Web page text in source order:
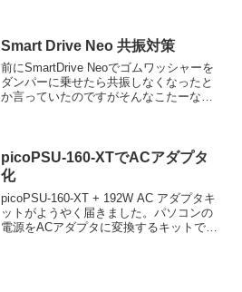
Smart Drive Neo 共振対策
前にSmartDrive Neoでゴムワッシャーを
ダンパーに乗せたら共振しなくなったと
か言っていたのですがそんなこたーなか
picoPSU-160-XTでACアダプタ
化
picoPSU-160-XT + 192W AC アダプタキ
ットがようやく届きました。パソコンの
電源をACアダプタに変換するキットで